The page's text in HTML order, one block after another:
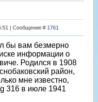
| Сообщение # 1761
бы вам безмерно
информации о
Родился в 1908
район,
мне известно,
316 в июле 1941